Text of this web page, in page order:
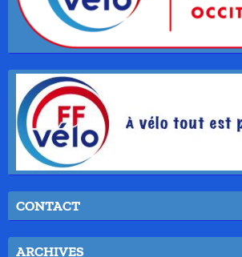
CONTACT
ARCHIVES